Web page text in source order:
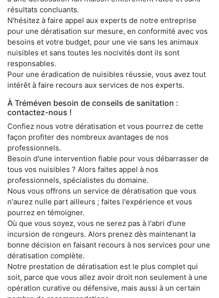
résultats concluants.
N'hésitez à faire appel aux experts de notre entreprise
pour une dératisation sur mesure, en conformité avec vos
besoins et votre budget, pour une vie sans les animaux
nuisibles et sans toutes les nocivités dont ils sont
responsables.
Pour une éradication de nuisibles réussie, vous avez tout
intérêt à faire recours aux services de nos experts.
À Tréméven besoin de conseils de sanitation :
contactez-nous !
Confiez nous votre dératisation et vous pourrez de cette
façon profiter des nombreux avantages de nos
professionnels.
Besoin d'une intervention fiable pour vous débarrasser de
tous vos nuisibles ? Alors faites appel à nos
professionnels, spécialistes du domaine.
Nous vous offrons un service de dératisation que vous
n'aurez nulle part ailleurs ; faites l'expérience et vous
pourrez en témoigner.
Où que vous soyez, vous ne serez pas à l'abri d'une
incursion de rongeurs. Alors prenez dès maintenant la
bonne décision en faisant recours à nos services pour une
dératisation complète.
Notre prestation de dératisation est le plus complet qui
soit, parce que vous allez avoir droit non seulement à une
opération curative ou défensive, mais aussi à un certain